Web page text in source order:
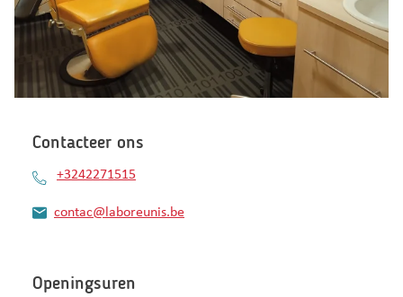
Contacteer ons
+3242271515
contac@laboreunis.be
Openingsuren